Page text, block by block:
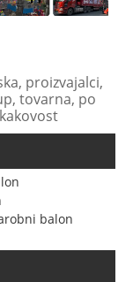
proizvajalci,
tovarna, po
balon